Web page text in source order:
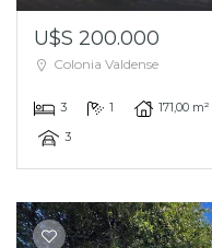
U$S 200.000
Colonia Valdense
3 1 171,00 m²
3